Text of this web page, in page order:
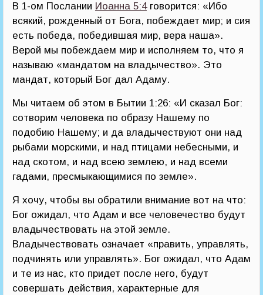
В 1-ом Послании Иоанна 5:4говорится: «Ибо
всякий, рожденный от Бога, побеждает мир; и сия
есть победа, победившая мир, вера наша».
Верой мы побеждаем мир и исполняем то, что я
называю «мандатом на владычество». Это
мандат, который Бог дал Адаму.
Мы читаем об этом в Бытии 1:26: «И сказал Бог:
сотворим человека по образу Нашему по
подобию Нашему; и да владычествуют они над
рыбами морскими, и над птицами небесными, и
над скотом, и над всею землею, и над всеми
гадами, пресмыкающимися по земле».
Я хочу, чтобы вы обратили внимание вот на что:
Бог ожидал, что Адам и все человечество будут
владычествовать на этой земле.
Владычествовать означает «править, управлять,
подчинять или управлять». Бог ожидал, что Адам
и те из нас, кто придет после него, будут
совершать действия, характерные для